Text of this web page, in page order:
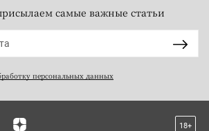
самые важные статьи
персональных данных
18+